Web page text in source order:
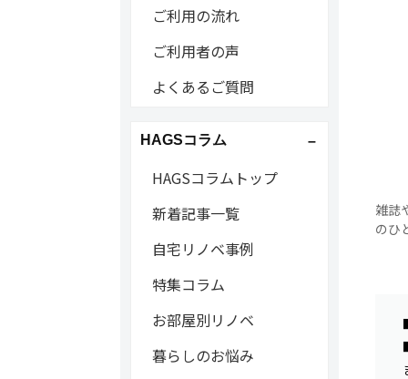
雑誌
のひ
ご利用の流れ
ご利用者の声
よくあるご質問
HAGSコラム
HAGSコラムトップ
新着記事一覧
自宅リノベ事例
特集コラム
お部屋別リノベ
暮らしのお悩み